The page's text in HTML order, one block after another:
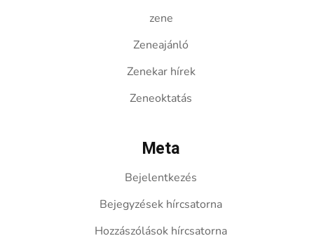
zene
Zeneajánló
Zenekar hírek
Zeneoktatás
Meta
Bejelentkezés
Bejegyzések hírcsatorna
Hozzászólások hírcsatorna